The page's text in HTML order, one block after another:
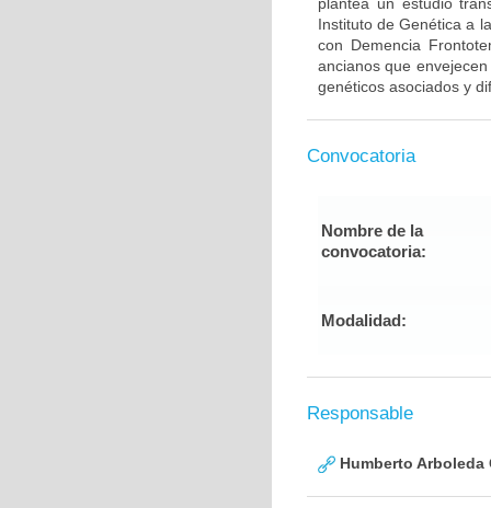
Instituto de Genética a
con Demencia
ancianos que
genéticos asociados y
Convocatoria
Nombre de la
convocatoria:
Modalidad:
Responsable
Humberto Arboleda